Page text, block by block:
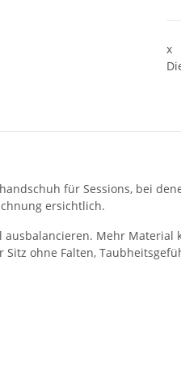
x
für Sessions, bei
ersichtlich.
Mehr
ohne Falten,